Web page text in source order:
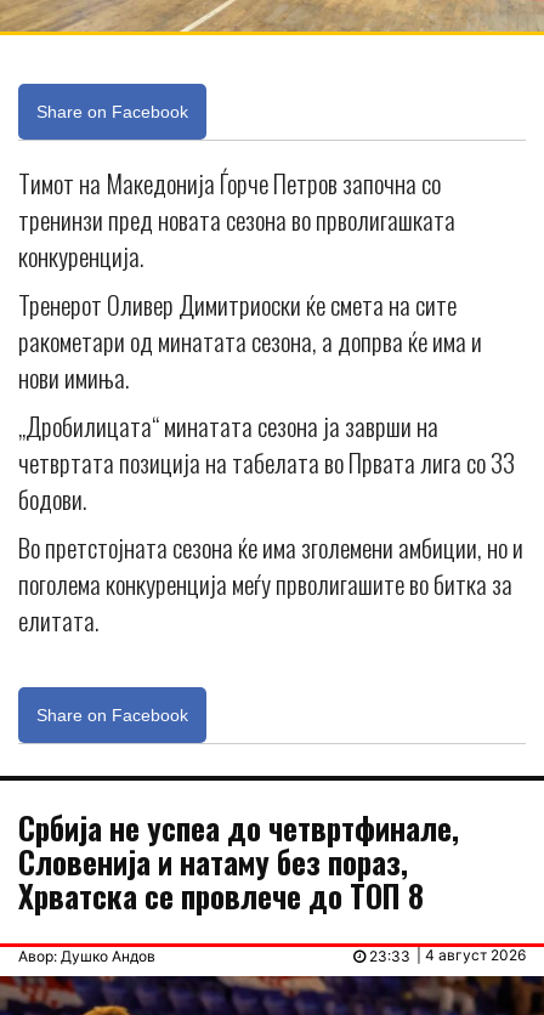
Share on Facebook
Тимот на Македонија Ѓорче Петров започна со
тренинзи пред новата сезона во прволигашката
конкуренција.
Тренерот Оливер Димитриоски ќе смета на сите
ракометари од минатата сезона, а допрва ќе има и
нови имиња.
„Дробилицата“ минатата сезона ја заврши на
четвртата позиција на табелата во Првата лига со 33
бодови.
Во претстојната сезона ќе има зголемени амбиции, но и
поголема конкуренција меѓу прволигашите во битка за
елитата.
Share on Facebook
Србија не успеа до четвртфинале,
Словенија и натаму без пораз,
Хрватска се провлече до ТОП 8
Авор: Душко Андов | 4 август 2026
23:33